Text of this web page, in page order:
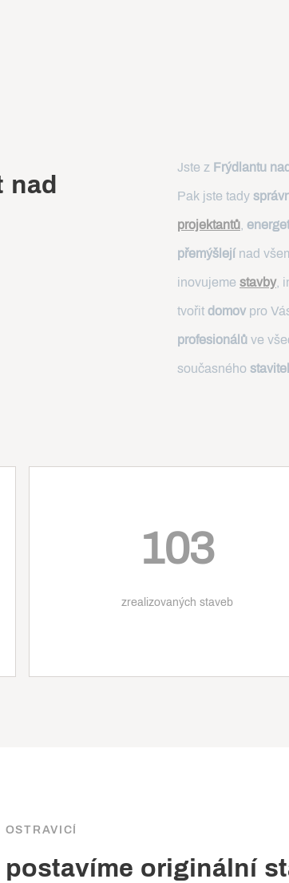
nad
Jste z Frýdlantu
Pak jste tady
projektantů
přemýšlejí nad
inovujeme stavby,
tvořit domov pro
profesionálů ve
současného
103
zrealizovaných staveb
originální